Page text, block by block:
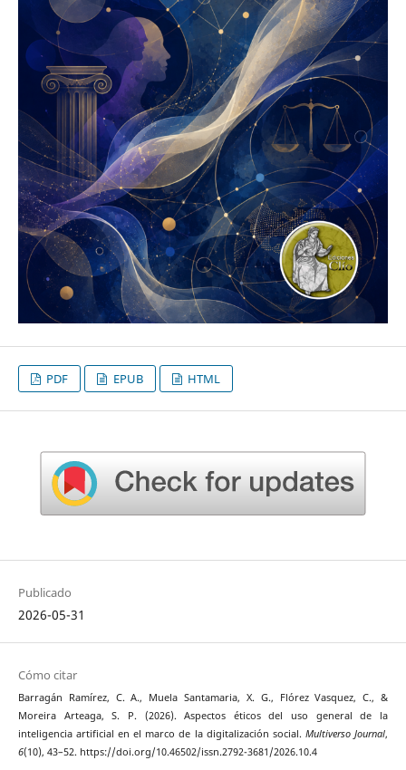
PDF EPUB HTML
Publicado
2026-05-31
Cómo citar
Barragán Ramírez, C. A., Muela Santamaria, X. G., Flórez Vasquez, C., &
Moreira Arteaga, S. P. (2026). Aspectos éticos del uso general de la
inteligencia artificial en el marco de la digitalización social. Multiverso Journal,
6(10), 43–52. https://doi.org/10.46502/issn.2792-3681/2026.10.4